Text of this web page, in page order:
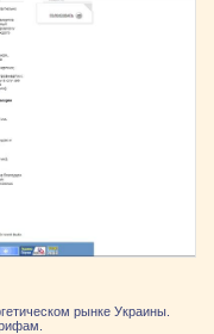
рынке Украины.